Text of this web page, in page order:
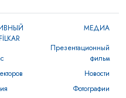
МЕДИА
Презентационный
фильм
Новости
Фотографии